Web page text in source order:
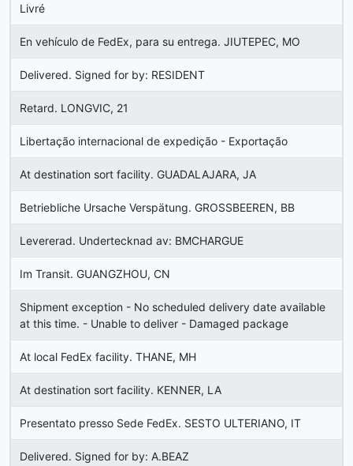
Livré
En vehículo de FedEx, para su entrega. JIUTEPEC, MO
Delivered. Signed for by: RESIDENT
Retard. LONGVIC, 21
Libertação internacional de expedição - Exportação
At destination sort facility. GUADALAJARA, JA
Betriebliche Ursache Verspätung. GROSSBEEREN, BB
Levererad. Undertecknad av: BMCHARGUE
Im Transit. GUANGZHOU, CN
Shipment exception - No scheduled delivery date available
at this time. - Unable to deliver - Damaged package
At local FedEx facility. THANE, MH
At destination sort facility. KENNER, LA
Presentato presso Sede FedEx. SESTO ULTERIANO, IT
Delivered. Signed for by: A.BEAZ